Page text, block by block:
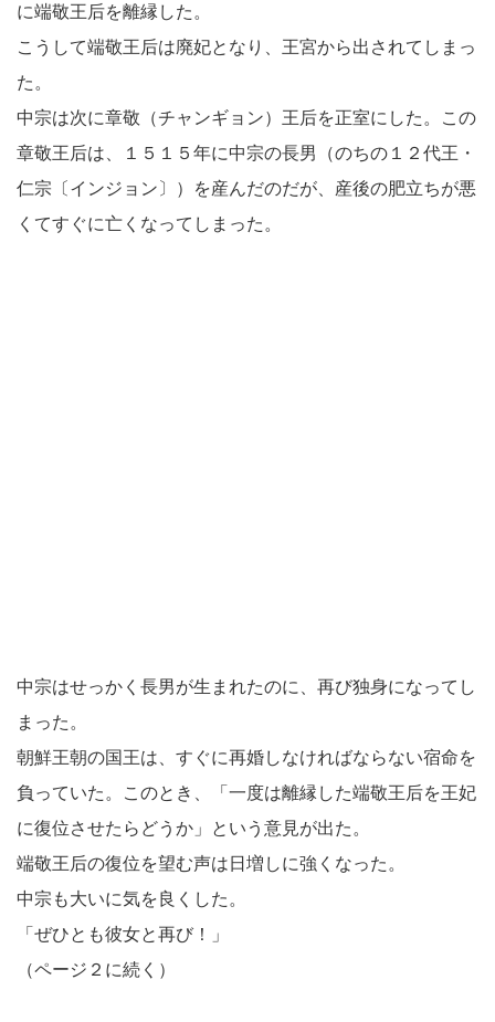
に端敬王后を離縁した。
こうして端敬王后は廃妃となり、王宮から出されてしまっ
た。
中宗は次に章敬（チャンギョン）王后を正室にした。この
章敬王后は、１５１５年に中宗の長男（のちの１２代王・
仁宗〔インジョン〕）を産んだのだが、産後の肥立ちが悪
くてすぐに亡くなってしまった。
中宗はせっかく長男が生まれたのに、再び独身になってし
まった。
朝鮮王朝の国王は、すぐに再婚しなければならない宿命を
負っていた。このとき、「一度は離縁した端敬王后を王妃
に復位させたらどうか」という意見が出た。
端敬王后の復位を望む声は日増しに強くなった。
中宗も大いに気を良くした。
「ぜひとも彼女と再び！」
（ページ２に続く）